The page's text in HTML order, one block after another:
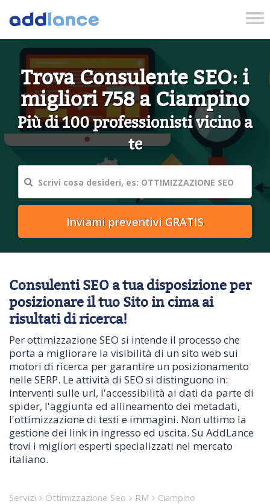
Trova Consulente SEO: i
migliori 758 a Ciampino
Più di 100 professionisti vicino a
te
Consulenti SEO a tua disposizione per
posizionare il tuo Sito in cima ai
risultati di ricerca!
Per ottimizzazione SEO si intende il processo che
porta a migliorare la visibilità di un sito web sui
motori di ricerca per garantire un posizionamento
nelle SERP. Le attività di SEO si distinguono in:
interventi sulle url, l'accessibilità ai dati da parte di
spider, l'aggiunta ed allineamento dei metadati,
l'ottimizzazione di testi e immagini. Non ultimo la
gestione dei link in ingresso ed uscita. Su AddLance
trovi i migliori esperti specializzati nel mercato
italiano.
Servizi Ottimizzazione Seo RM Ciampino